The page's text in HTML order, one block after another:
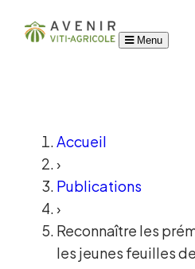
Menu
Accueil
›
Publications
›
Reconnaître les
les jeunes feuilles